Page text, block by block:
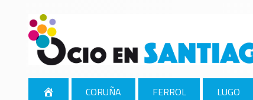
CORUÑA FERROL LUGO